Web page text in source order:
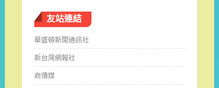
友站連結
華盛頓新聞通訊社
新台灣網報社
商傳媒